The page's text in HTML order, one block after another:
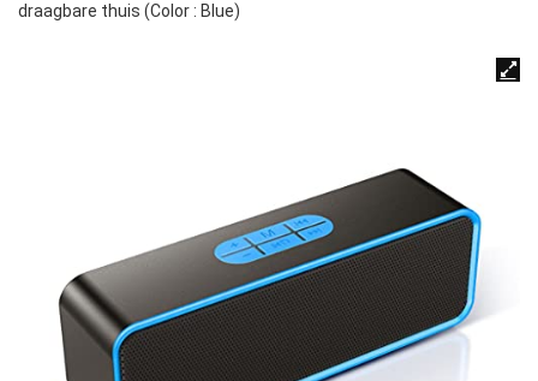
draagbare thuis (Color : Blue)